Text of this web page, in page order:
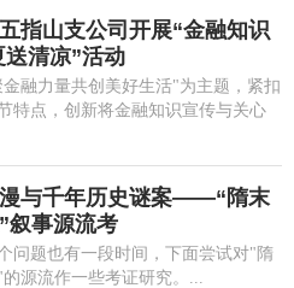
指山支公司开展“金融知识
送清凉”活动
融力量共创美好生活"为主题，紧扣
特点，创新将金融知识宣传与关心
与千年历史谜案——“隋末
叙事源流考
问题也有一段时间，下面尝试对"隋
源流作一些考证研究。...